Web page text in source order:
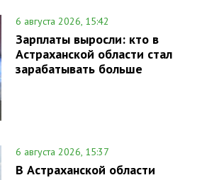
6 августа 2026, 15:42
Зарплаты выросли: кто в
Астраханской области стал
зарабатывать больше
6 августа 2026, 15:37
В Астраханской области